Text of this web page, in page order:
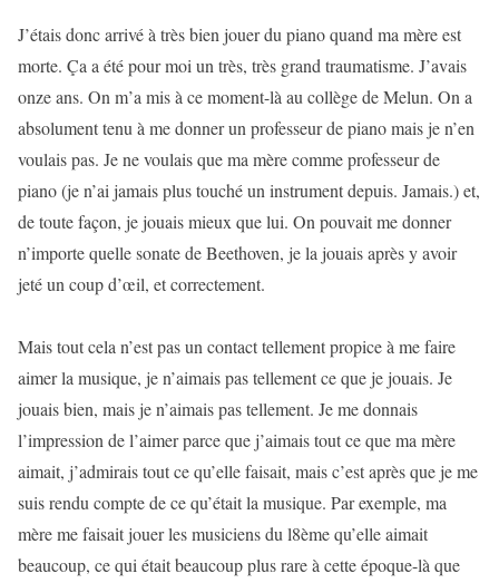
J’étais donc arrivé à très bien jouer du piano quand ma mère est
morte. Ça a été pour moi un très, très grand traumatisme. J’avais
onze ans. On m’a mis à ce moment-là au collège de Melun. On a
absolument tenu à me donner un professeur de piano mais je n’en
voulais pas. Je ne voulais que ma mère comme professeur de
piano (je n’ai jamais plus touché un instrument depuis. Jamais.) et,
de toute façon, je jouais mieux que lui. On pouvait me donner
n’importe quelle sonate de Beethoven, je la jouais après y avoir
jeté un coup d’œil, et correctement.
Mais tout cela n’est pas un contact tellement propice à me faire
aimer la musique, je n’aimais pas tellement ce que je jouais. Je
jouais bien, mais je n’aimais pas tellement. Je me donnais
l’impression de l’aimer parce que j’aimais tout ce que ma mère
aimait, j’admirais tout ce qu’elle faisait, mais c’est après que je me
suis rendu compte de ce qu’était la musique. Par exemple, ma
mère me faisait jouer les musiciens du l8ème qu’elle aimait
beaucoup, ce qui était beaucoup plus rare à cette époque-là que